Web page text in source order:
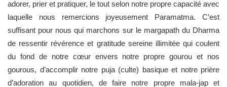
adorer, prier et pratiquer, le tout selon notre propre capacité avec
laquelle nous remercions joyeusement Paramatma. C’est
suffisant pour nous qui marchons sur le margapath du Dharma
de ressentir révérence et gratitude sereine illimitée qui coulent
du fond de notre cœur envers notre propre gourou et nos
gourous, d’accomplir notre puja (culte) basique et notre prière
d’adoration au quotidien, de faire notre propre mala-jap et